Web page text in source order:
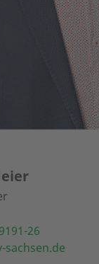
26
sachsen.de